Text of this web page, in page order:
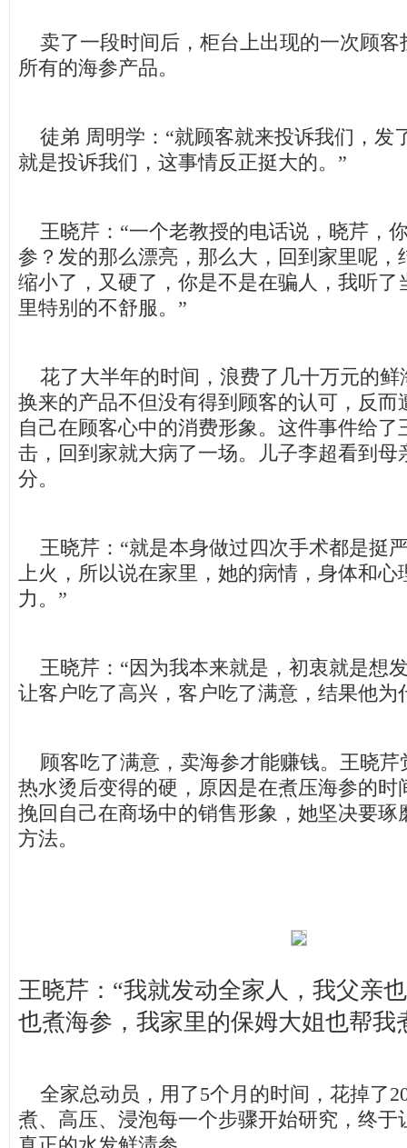
卖了一段时间后，柜台上出现的一次顾客
所有的海参产品。
徒弟 周明学：“就顾客就来投诉我们，发
就是投诉我们，这事情反正挺大的。”
王晓芹：“一个老教授的电话说，晓芹，
参？发的那么漂亮，那么大，回到家里呢，
缩小了，又硬了，你是不是在骗人，我听了
里特别的不舒服。”
花了大半年的时间，浪费了几十万元的鲜
换来的产品不但没有得到顾客的认可，反而
自己在顾客心中的消费形象。这件事件给了
击，回到家就大病了一场。儿子李超看到母
分。
王晓芹：“就是本身做过四次手术都是挺
上火，所以说在家里，她的病情，身体和心
力。”
王晓芹：“因为我本来就是，初衷就是想
让客户吃了高兴，客户吃了满意，结果他为
顾客吃了满意，卖海参才能赚钱。王晓芹
热水烫后变得的硬，原因是在煮压海参的时
挽回自己在商场中的销售形象，她坚决要琢
方法。
王晓芹：“我就发动全家人，我父亲
也煮海参，我家里的保姆大姐也帮我
全家总动员，用了5个月的时间，花掉了
煮、高压、浸泡每一个步骤开始研究，终于